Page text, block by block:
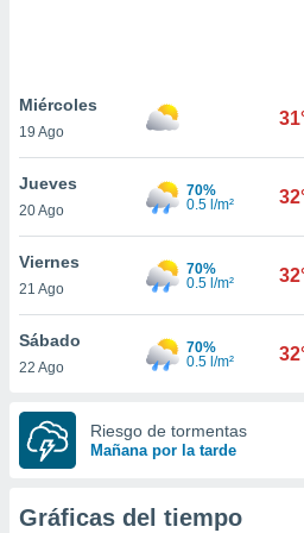
únicos
similares
como
sitio
de
posible
traten tus
en
Para
su
Miércoles
19 Ago
Jueves
20 Ago
70%
0.5 l/m²
Viernes
21 Ago
70%
0.5 l/m²
Sábado
22 Ago
70%
0.5 l/m²
Riesgo de tormentas
Mañana por la tarde
Gráficas del tiempo